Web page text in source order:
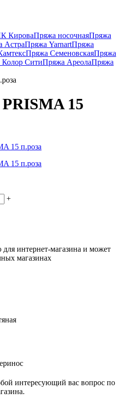
КироваПряжа носочнаяПряжа
АстраПряжа YarnartПряжа
Пряжа СеменовскаяПряжа
СитиПряжа АреолаПряжа
15
+
для интернет-магазина и может
магазинах
интересующий вас вопрос по